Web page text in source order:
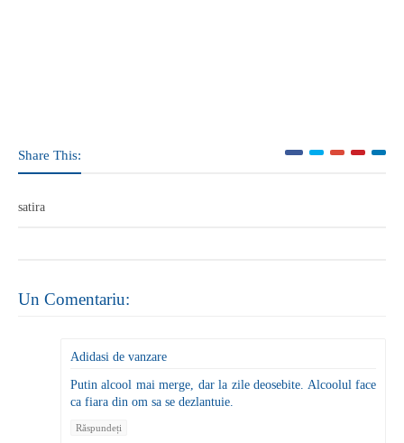
Share This:
satira
Un Comentariu:
Adidasi de vanzare
Putin alcool mai merge, dar la zile deosebite. Alcoolul face
ca fiara din om sa se dezlantuie.
Răspundeți